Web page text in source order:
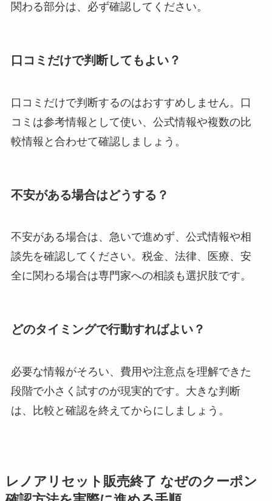
関わる部分は、必ず確認してください。
口コミだけで判断してもよい？
口コミだけで判断するのはおすすめしません。口
コミは参考情報として使い、公式情報や複数の比
較情報と合わせて確認しましょう。
不安がある場合はどうする？
不安がある場合は、急いで進めず、公式情報や相
談先を確認してください。税金、法律、医療、安
全に関わる場合は専門家への相談も選択肢です。
どのタイミングで行動すればよい？
必要な情報がそろい、費用や注意点を理解できた
段階で小さく試すのが現実的です。大きな判断
は、比較と確認を終えてからにしましょう。
レノアリセット販売終了 なぜのクーポン